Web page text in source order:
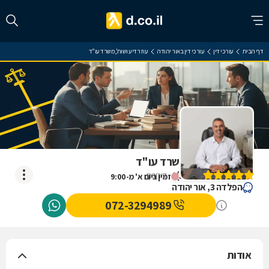
דף הבית עורכי דין עורכי דין באור יהודה עוז רדיע ושות', משרד עו"ד
זמין ביום א' מ-9:00
עוז רדיע ושות', משרד עו"ד
(
5
)
4דירוגים
הפלדה 3, אור יהודה
072-3294989
אודות